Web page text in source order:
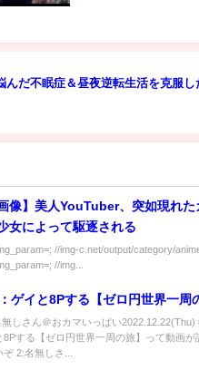
んだ不眠症＆昼夜逆転生活を克服し
画像】美人YouTuber、突如現れた
女によって駆逐される
//img-c.net/output/category/
//img...
ゲイと8Pする【ゼロ円世界一周
無しさん＠おカマいっぱい2022.12.22(Thu)
8Pする【ゼロ円世界一周の旅】って動画が
ぞ 2:名無しさ...